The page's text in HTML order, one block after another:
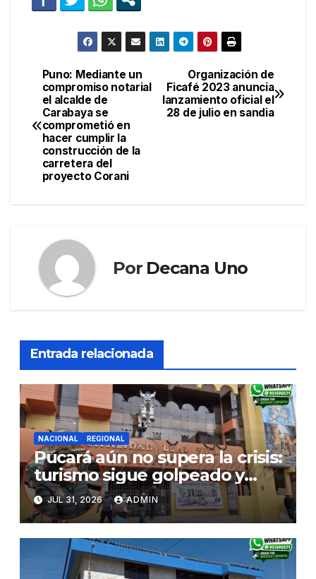
Navegación
de
entradas
Organización de
Ficafé 2023 anuncia
lanzamiento oficial el
28 de julio en sandia
Puno: Mediante un
compromiso notarial
el alcalde de
Carabaya se
comprometió en
hacer cumplir la
construcción de la
carretera del
proyecto Corani
Por Decana Uno
Entrada relacionada
NACIONAL REGIONAL
Pucará aún no supera la crisis:
turismo sigue golpeado y
alcaldesa exige al nuevo
Gobierno fondos para obras
paralizadas
JUL 31, 2026 ADMIN